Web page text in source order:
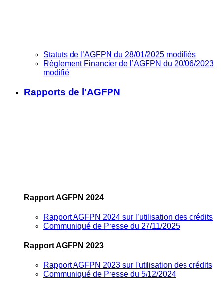
Statuts de l’AGFPN du 28/01/2025 modifiés
Règlement Financier de l’AGFPN du 20/06/2023
modifié
Rapports de l'AGFPN
Rapport AGFPN 2024
Rapport AGFPN 2024 sur l’utilisation des crédits
Communiqué de Presse du 27/11/2025
Rapport AGFPN 2023
Rapport AGFPN 2023 sur l'utilisation des crédits
Communiqué de Presse du 5/12/2024